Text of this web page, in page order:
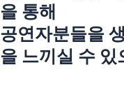
을 통해
공연자분들을
을 느끼실 수 있